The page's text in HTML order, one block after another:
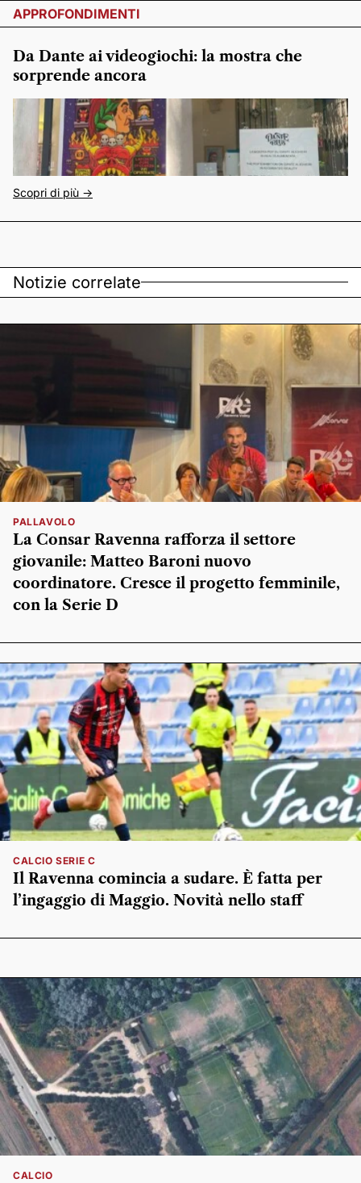
APPROFONDIMENTI
Da Dante ai videogiochi: la mostra che
sorprende ancora
Scopri di più ->
Notizie correlate
PALLAVOLO
La Consar Ravenna rafforza il settore
giovanile: Matteo Baroni nuovo
coordinatore. Cresce il progetto femminile,
con la Serie D
CALCIO SERIE C
Il Ravenna comincia a sudare. È fatta per
l’ingaggio di Maggio. Novità nello staff
CALCIO